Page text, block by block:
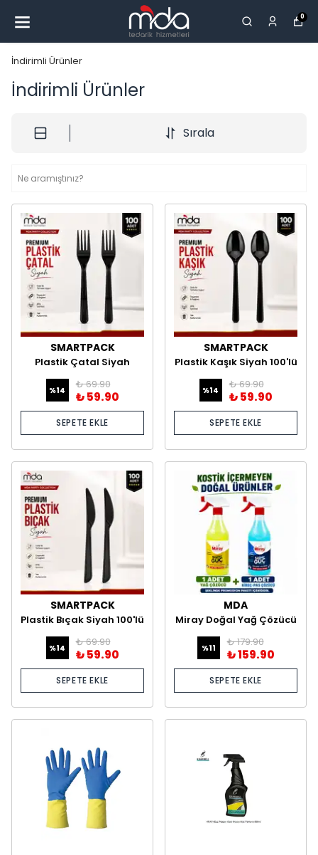
0
İndirimli Ürünler
İndirimli Ürünler
Sırala
SMARTPACK
Plastik Çatal Siyah
100'lü
%14 ₺ 69.90
₺ 59.90
SEPETE EKLE
SMARTPACK
Plastik Kaşık Siyah 100'lü
%14 ₺ 69.90
₺ 59.90
SEPETE EKLE
SMARTPACK
Plastik Bıçak Siyah 100'lü
%14 ₺ 69.90
₺ 59.90
SEPETE EKLE
MDA
Miray Doğal Yağ Çözücü
ve Kireç Çözücü
Promosyon Paketi 1+1
%11 ₺ 179.90
₺ 159.90
SEPETE EKLE